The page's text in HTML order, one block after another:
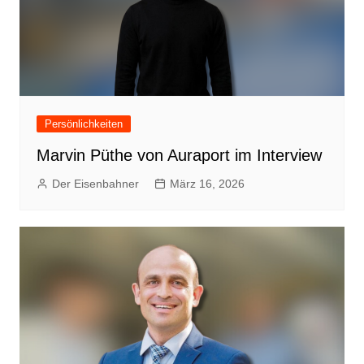
Persönlichkeiten
Marvin Püthe von Auraport im Interview
Der Eisenbahner März 16, 2026